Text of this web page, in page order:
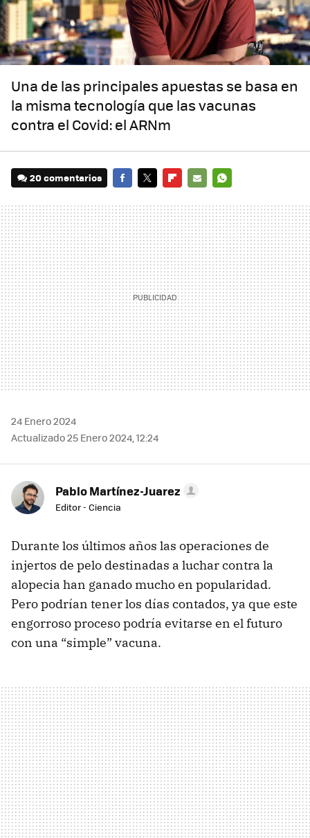
Una de las principales apuestas se basa en
la misma tecnología que las vacunas
contra el Covid: el ARNm
20 comentarios
MAIL
24 Enero 2024
Actualizado 25 Enero 2024, 12:24
Pablo Martínez-Juarez
Editor - Ciencia
Durante los últimos años las operaciones de
injertos de pelo destinadas a luchar contra la
alopecia han ganado mucho en popularidad.
Pero podrían tener los días contados, ya que este
engorroso proceso podría evitarse en el futuro
con una “simple” vacuna.